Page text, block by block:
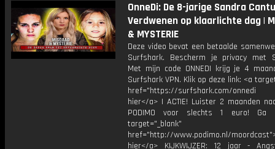
OnneDi: De 8-jarige Sandra
Verdwenen op klaarlichte dag |
& MYSTERIE
Deze video bevat een betaalde
Surfshark. Bescherm je privacy met
Met mijn code ONNEDI krijg je 4
Surfshark VPN. Klik op deze link: <a
href="https://surfshark.com/onnedi
hier</a> | ACTIE! Luister 2 maanden
PODIMO voor slechts 1 euro! Ga
target="_blank"
href="http://www.podimo.nl/
hier</a> KIJKWIJZER: 12 jaar -